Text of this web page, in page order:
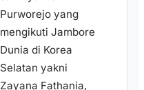
Purworejo yang
mengikuti Jambore
Dunia di Korea
Selatan yakni
Zayana Fathania,